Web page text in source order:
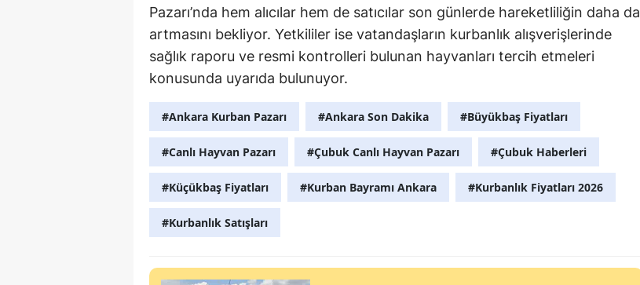
Pazarı’nda hem alıcılar hem de satıcılar son günlerde hareketliliğin daha da
artmasını bekliyor. Yetkililer ise vatandaşların kurbanlık alışverişlerinde
sağlık raporu ve resmi kontrolleri bulunan hayvanları tercih etmeleri
konusunda uyarıda bulunuyor.
#Ankara Kurban Pazarı #Ankara Son Dakika #Büyükbaş Fiyatları
#Canlı Hayvan Pazarı #Çubuk Canlı Hayvan Pazarı #Çubuk Haberleri
#Küçükbaş Fiyatları #Kurban Bayramı Ankara #Kurbanlık Fiyatları 2026
#Kurbanlık Satışları